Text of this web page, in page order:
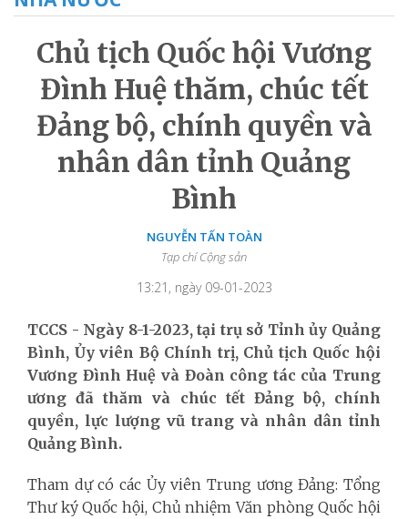
Chủ tịch Quốc hội Vương
Đình Huệ thăm, chúc tết
Đảng bộ, chính quyền và
nhân dân tỉnh Quảng
Bình
NGUYỄN TẤN TOÀN
Tạp chí Cộng sản
13:21, ngày 09-01-2023
TCCS - Ngày 8-1-2023, tại trụ sở Tỉnh ủy Quảng
Bình, Ủy viên Bộ Chính trị, Chủ tịch Quốc hội
Vương Đình Huệ và Đoàn công tác của Trung
ương đã thăm và chúc tết Đảng bộ, chính
quyền, lực lượng vũ trang và nhân dân tỉnh
Quảng Bình.
Tham dự có các Ủy viên Trung ương Đảng: Tổng
Thư ký Quốc hội, Chủ nhiệm Văn phòng Quốc hội